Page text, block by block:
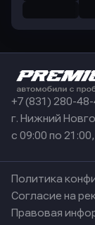
+7 (831) 280-
г. Нижний
с 09:00 по
Политика
Согласие на
Правовая